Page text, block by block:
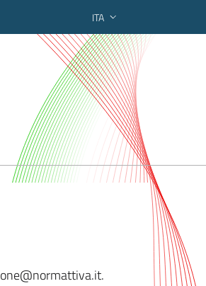
ITA
normattiva.it.